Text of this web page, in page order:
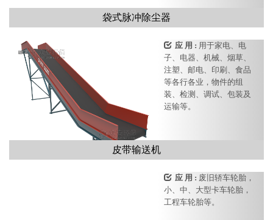
袋式脉冲除尘器
应 用 : 用于家电、电
子、电器、机械、烟草、
注塑、邮电、印刷、食品
等各行各业，物件的组
装、检测、调试、包装及
运输等。
皮带输送机
应 用 : 废旧轿车轮胎，
小、中、大型卡车轮胎，
工程车轮胎等。